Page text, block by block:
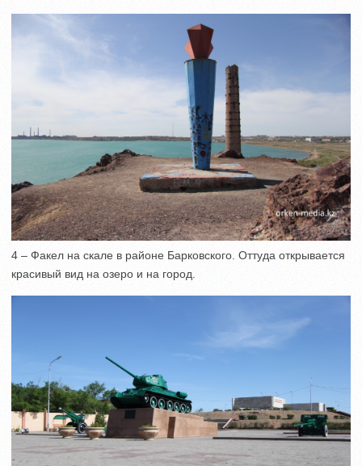
4 – Факел на скале в районе Барковского. Оттуда открывается
красивый вид на озеро и на город.